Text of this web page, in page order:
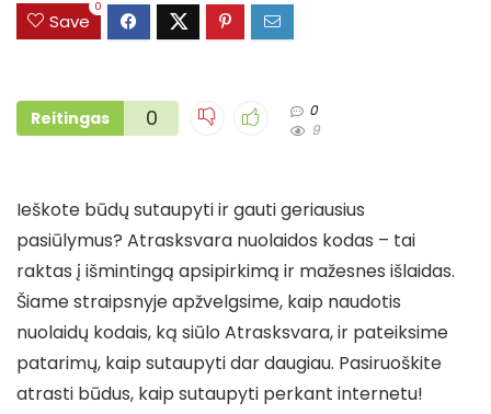
Save
0
Reitingas 0
0
9
Ieškote būdų sutaupyti ir gauti geriausius
pasiūlymus? Atrasksvara nuolaidos kodas – tai
raktas į išmintingą apsipirkimą ir mažesnes išlaidas.
Šiame straipsnyje apžvelgsime, kaip naudotis
nuolaidų kodais, ką siūlo Atrasksvara, ir pateiksime
patarimų, kaip sutaupyti dar daugiau. Pasiruoškite
atrasti būdus, kaip sutaupyti perkant internetu!